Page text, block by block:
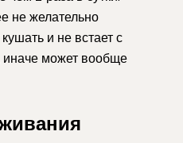
не желательно
и не встает с
иначе может вообще